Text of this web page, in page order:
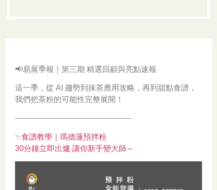
📢易展季報｜第三期 精選回顧與亮點速報
這一季，從 AI 趨勢到抹茶應用攻略，再到甜點食譜，
我們把茶粉的可能性完整展開！
———————————————
✨食譜教學｜瑪德蓮預拌粉
30分鐘立即出爐 讓你新手變大師～